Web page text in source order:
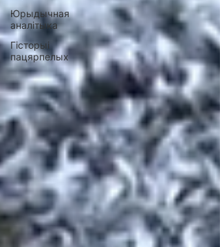
Юрыдычная
аналітыка
Гісторыі
пацярпелых